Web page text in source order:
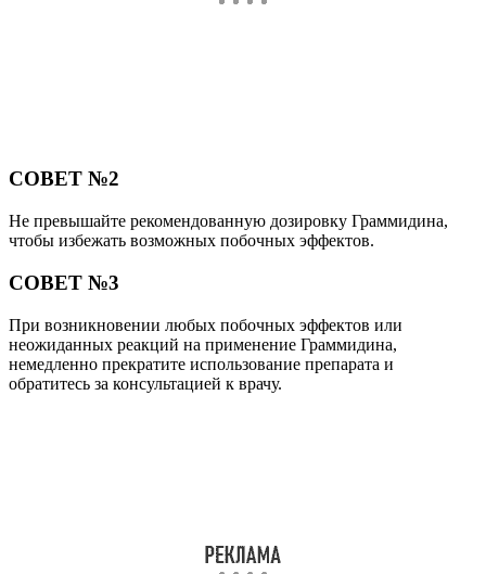
СОВЕТ №2
Не превышайте рекомендованную дозировку Граммидина,
чтобы избежать возможных побочных эффектов.
СОВЕТ №3
При возникновении любых побочных эффектов или
неожиданных реакций на применение Граммидина,
немедленно прекратите использование препарата и
обратитесь за консультацией к врачу.